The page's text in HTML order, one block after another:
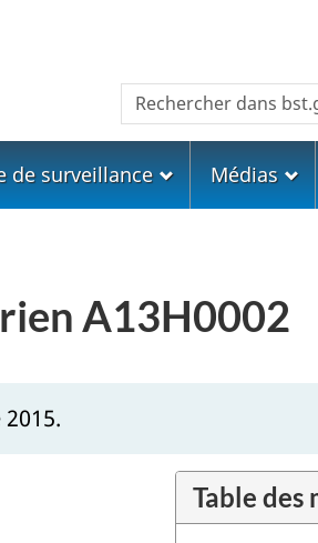
Rechercher
de surveillance Médias
A13H0002
Table des